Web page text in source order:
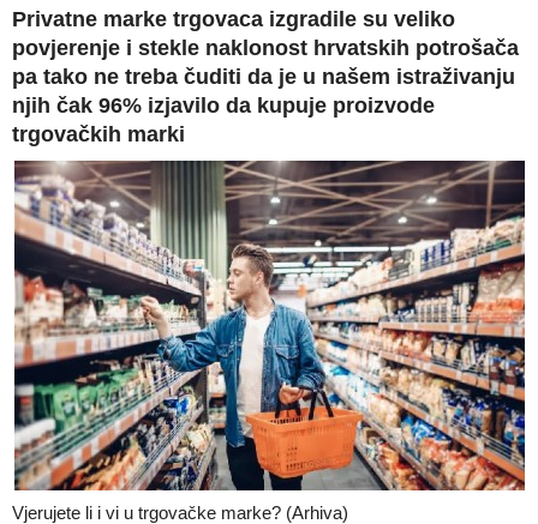
Privatne marke trgovaca izgradile su veliko
povjerenje i stekle naklonost hrvatskih potrošača
pa tako ne treba čuditi da je u našem istraživanju
njih čak 96% izjavilo da kupuje proizvode
trgovačkih marki
Vjerujete li i vi u trgovačke marke? (Arhiva)